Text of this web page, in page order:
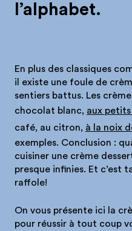
l’alphabet.
En plus des classiques
il existe une foule de
sentiers battus. Les
chocolat blanc, aux
café, au citron, à la noix
exemples. Conclusion :
cuisiner une crème
presque infinies. Et c’est
raffole!
On vous présente ici la
pour réussir à tout coup